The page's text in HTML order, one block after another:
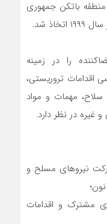
باتکن جمهوری
شد.
را در زمینه
اقدامات تروریستی،
مهمات و مواد
غیره در نظر دارد.
نیروهای مسلح و
مشترک و اقدامات